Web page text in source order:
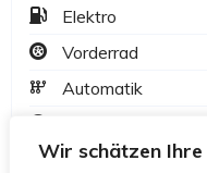
Wir schätzen